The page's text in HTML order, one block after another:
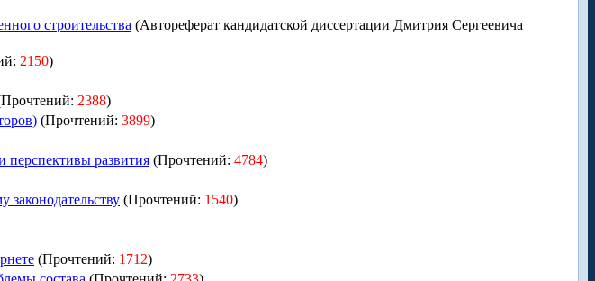
строительства (Автореферат кандидатской диссертации Дмитрия Сергеевича
2150)
2388)
(Прочтений: 3899)
перспективы развития (Прочтений: 4784)
законодательству (Прочтений: 1540)
(Прочтений: 1712)